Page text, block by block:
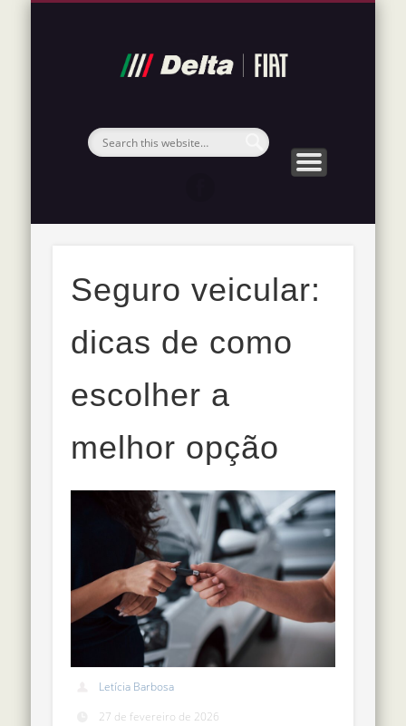
Seguro veicular:
dicas de como
escolher a
melhor opção
Letícia Barbosa
27 de fevereiro de 2026